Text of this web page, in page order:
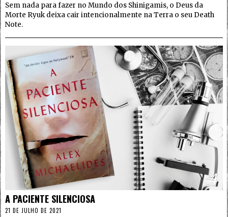
Sem nada para fazer no Mundo dos Shinigamis, o Deus da
Morte Ryuk deixa cair intencionalmente na Terra o seu Death
Note.
4
A PACIENTE SILENCIOSA
21 DE JULHO DE 2021